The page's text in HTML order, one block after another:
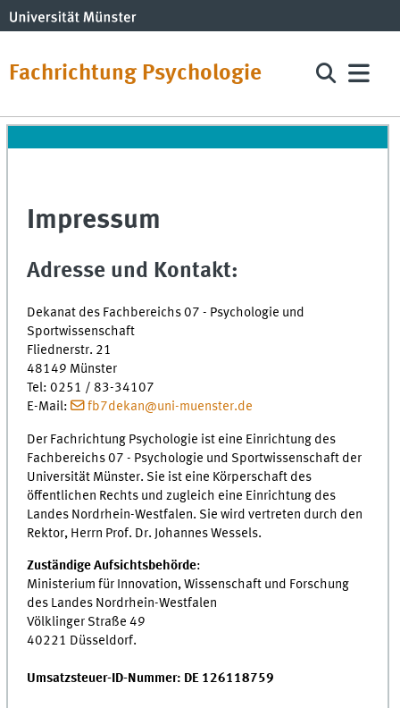
Fachrichtung Psychologie
Impressum
Adresse und Kontakt:
Dekanat des Fachbereichs 07 - Psychologie und
Sportwissenschaft
Fliednerstr. 21
48149 Münster
Tel: 0251 / 83-34107
E-Mail:
fb7dekan@uni-muenster.de
Der Fachrichtung Psychologie ist eine Einrichtung des
Fachbereichs 07 - Psychologie und Sportwissenschaft der
Universität Münster. Sie ist eine Körperschaft des
öffentlichen Rechts und zugleich eine Einrichtung des
Landes Nordrhein-Westfalen. Sie wird vertreten durch den
Rektor, Herrn Prof. Dr. Johannes Wessels.
Zuständige Aufsichtsbehörde:
Ministerium für Innovation, Wissenschaft und Forschung
des Landes Nordrhein-Westfalen
Völklinger Straße 49
40221 Düsseldorf.
Umsatzsteuer-ID-Nummer: DE 126118759